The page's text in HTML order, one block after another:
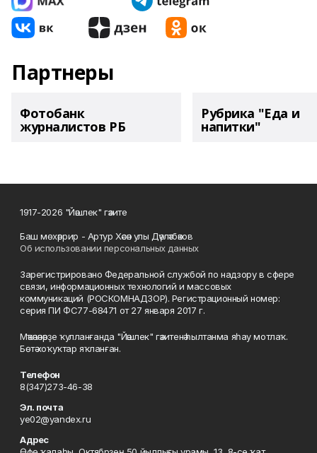
Партнеры
Фотобанк
журналистов РБ
Рубрика "Еда и
напитки"
1917-2026 "Йәшлек" гәзите
Баш мөхәррир - Артур Хәсән улы Дәүләтбәков
Об использовании персональных данных
Зарегистрировано Федеральной службой по надзору в сфере
связи, информационных технологий и массовых
коммуникаций (РОСКОМНАДЗОР). Регистрационный номер:
серия ПИ ФС77-68471 от 27 января 2017 г.
Мәҡәләләрҙе ҡулланғанда "Йәшлек" гәзитенә һылтанма яһау мотлаҡ.
Бөтә хоҡуҡтар яҡланған.
Телефон
8(347)273-46-38
Эл. почта
ye02@yandex.ru
Адрес